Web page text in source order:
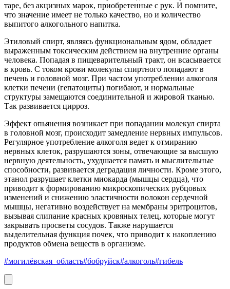
таре, без акцизных марок, приобретенные с рук. И помните,
что значение имеет не только качество, но и количество
выпитого алкогольного напитка.
Этиловый спирт, являясь функциональным ядом, обладает
выраженным токсическим действием на внутренние органы
человека. Попадая в пищеварительный тракт, он всасывается
в кровь. С током крови молекулы спиртного попадают в
печень и головной мозг. При частом употреблении алкоголя
клетки печени (гепатоциты) погибают, и нормальные
структуры замещаются соединительной и жировой тканью.
Так развивается цирроз.
Эффект опьянения возникает при попадании молекул спирта
в головной мозг, происходит замедление нервных импульсов.
Регулярное употребление алкоголя ведет к отмиранию
нервных клеток, разрушаются зоны, отвечающие за высшую
нервную деятельность, ухудшается память и мыслительные
способности, развивается деградация личности. Кроме этого,
этанол разрушает клетки миокарда (мышцы сердца), что
приводит к формированию микроскопических рубцовых
изменений и снижению эластичности волокон сердечной
мышцы, негативно воздействует на мембраны эритроцитов,
вызывая слипание красных кровяных телец, которые могут
закрывать просветы сосудов. Также нарушается
выделительная функция почек, что приводит к накоплению
продуктов обмена веществ в организме.
#могилёвская_область#бобруйск#алкоголь#гибель